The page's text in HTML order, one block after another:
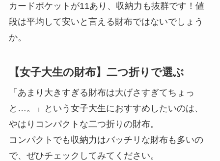
カードポケットが11あり、収納力も抜群です！値
段は平均して安いと言える財布ではないでしょう
か。
【女子大生の財布】二つ折りで選ぶ
「あまり大きすぎる財布は大げさすぎてちょっ
と…。」という女子大生におすすめしたいのは、
やはりコンパクトな二つ折りの財布。
コンパクトでも収納力はバッチリな財布も多いの
で、ぜひチェックしてみてください。